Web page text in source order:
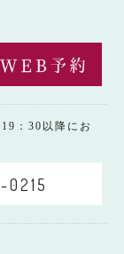
：30以降にお